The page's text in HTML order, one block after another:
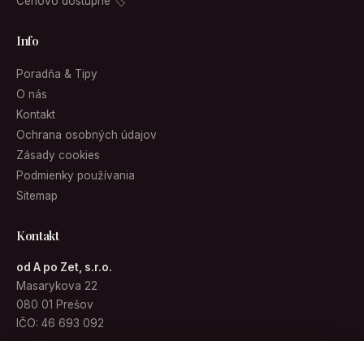
Info
Poradňa & Tipy
O nás
Kontakt
Ochrana osobných údajov
Zásady cookies
Podmienky používania
Sitemap
Kontakt
od A po Zet, s.r.o.
Masarykova 22
080 01 Prešov
IČO: 46 693 092